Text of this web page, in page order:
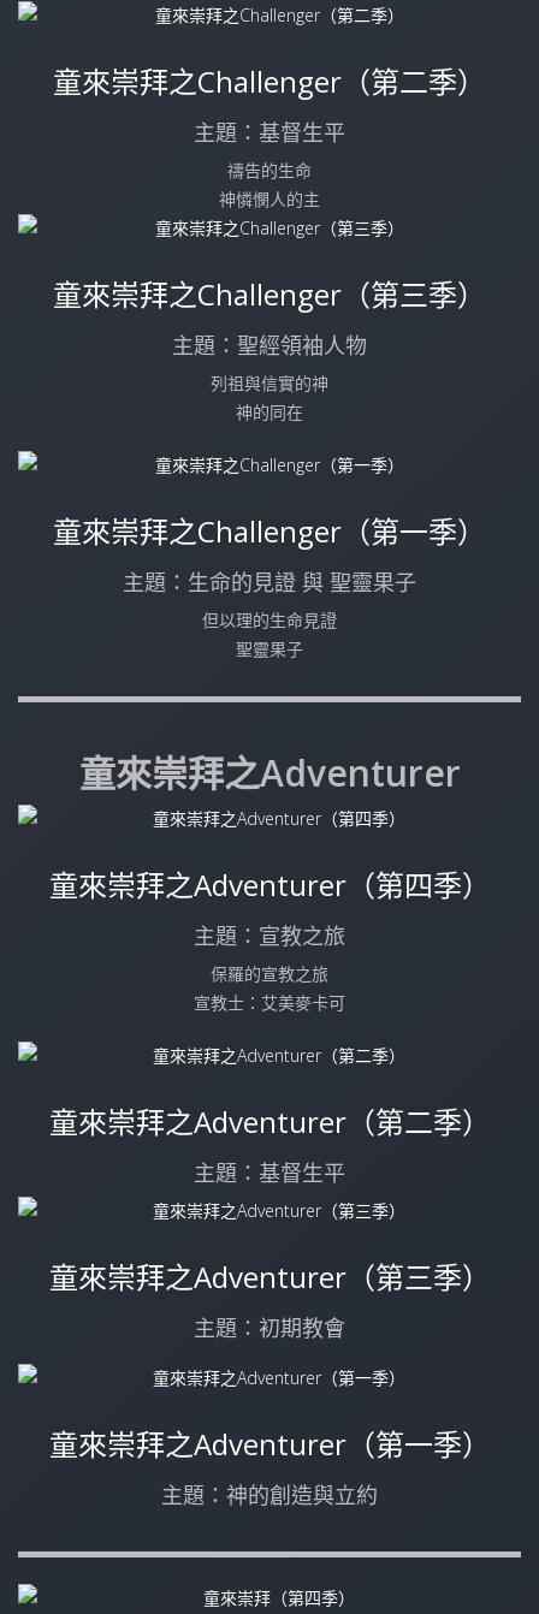
童來崇拜之Challenger（第二季）
主題：基督生平
禱告的生命
神憐憫人的主
童來崇拜之Challenger（第三季）
主題：聖經領袖人物
列祖與信實的神
神的同在
童來崇拜之Challenger（第一季）
主題：生命的見證 與 聖靈果子
但以理的生命見證
聖靈果子
童來崇拜之Adventurer
童來崇拜之Adventurer（第四季）
主題：宣教之旅
保羅的宣教之旅
宣教士：艾美麥卡可
童來崇拜之Adventurer（第二季）
主題：基督生平
童來崇拜之Adventurer（第三季）
主題：初期教會
童來崇拜之Adventurer（第一季）
主題：神的創造與立約